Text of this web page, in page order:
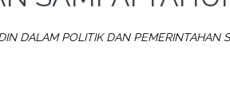
DALAM POLITIK DAN PEMERINTAHAN